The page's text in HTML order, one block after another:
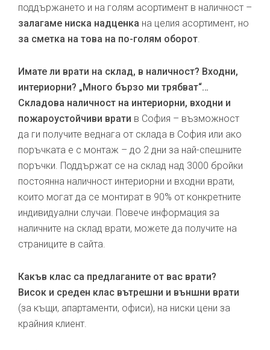
поддържането и на голям асортимент в наличност –
залагаме ниска надценка на целия асортимент, но
за сметка на това на по-голям оборот.
Имате ли врати на склад, в наличност? Входни,
интериорни? „Много бързо ми трябват“…
Складова наличност на интериорни, входни и
пожароустойчиви врати в София – възможност
да ги получите веднага от склада в София или ако
поръчката е с монтаж – до 2 дни за най-спешните
поръчки. Поддържат се на склад над 3000 бройки
постоянна наличност интериорни и входни врати,
които могат да се монтират в 90% от конкретните
индивидуални случаи. Повече информация за
наличните на склад врати, можете да получите на
страниците в сайта.
Какъв клас са предлаганите от вас врати?
Висок и среден клас вътрешни и външни врати
(за къщи, апартаменти, офиси), на ниски цени за
крайния клиент.